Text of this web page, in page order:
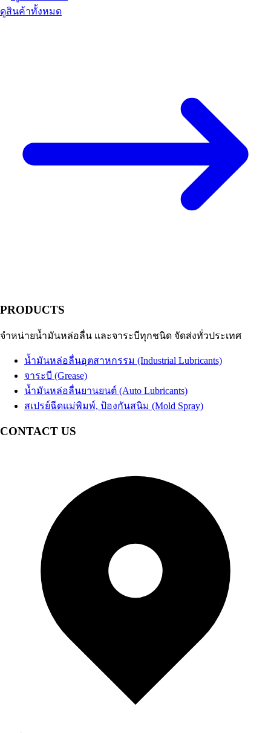
ดูสินค้าทั้งหมด
PRODUCTS
จำหน่ายน้ำมันหล่อลื่น และจาระบีทุกชนิด จัดส่งทั่วประเทศ
น้ำมันหล่อลื่นอุตสาหกรรม (Industrial Lubricants)
จาระบี (Grease)
น้ำมันหล่อลื่นยานยนต์ (Auto Lubricants)
สเปรย์ฉีดแม่พิมพ์, ป้องกันสนิม (Mold Spray)
CONTACT US